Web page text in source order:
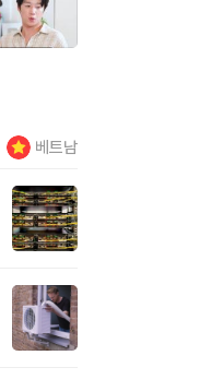
베트남